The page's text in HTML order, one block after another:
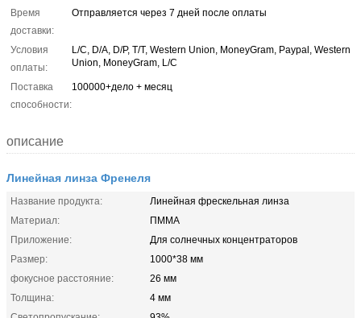
Время
доставки:
Отправляется через 7 дней после оплаты
Условия
оплаты:
L/C, D/A, D/P, T/T, Western Union, MoneyGram, Paypal, Western
Union, MoneyGram, L/C
Поставка
способности:
100000+дело + месяц
описание
Линейная линза Френеля
Название продукта:
Линейная фрескельная линза
Материал:
ПММА
Приложение:
Для солнечных концентраторов
Размер:
1000*38 мм
фокусное расстояние:
26 мм
Толщина:
4 мм